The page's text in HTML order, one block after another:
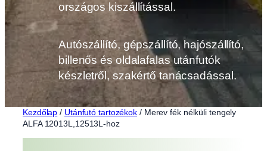
országos kiszállítással.
Autószállító, gépszállító, hajószállító,
billenős és oldalafalas utánfutók
készletről, szakértő tanácsadással.
Kezdőlap / Utánfutó tartozékok / Merev fék nélküli tengely
ALFA 12013L,12513L-hoz